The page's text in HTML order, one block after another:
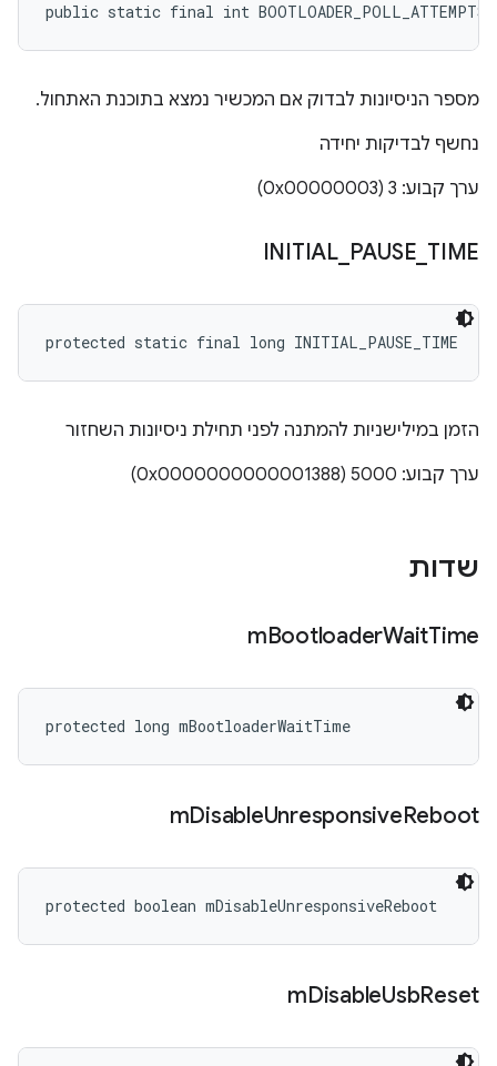
public static final int BOOTLOADER_POLL_ATTEMPTS
מספר הניסיונות לבדוק אם המכשיר נמצא בתוכנת האתחול.
נחשף לבדיקות יחידה
ערך קבוע: 3 (0x00000003)
INITIAL_ PAUSE TIME
protected static final long INITIAL_PAUSE_TIME
הזמן במילישניות להמתנה לפני תחילת ניסיונות השחזור
ערך קבוע: 5000 (0x0000000000001388)
שדות
mBootloaderWaitTime
protected long mBootloaderWaitTime
mDisableUnresponsiveReboot
protected boolean mDisableUnresponsiveReboot
mDisableUsbReset